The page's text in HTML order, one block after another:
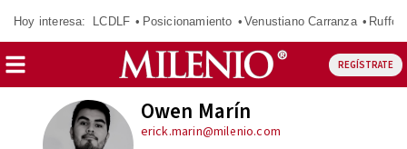
Hoy interesa: LCDLF Posicionamiento Venustiano Carranza Ruffo
REGÍSTRATE
Owen Marín
erick.marin@milenio.com